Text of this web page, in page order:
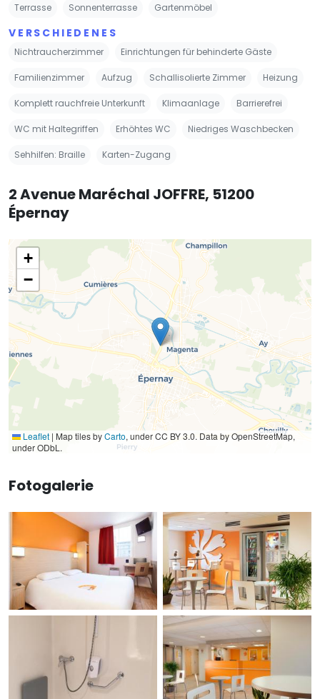
Terrasse Sonnenterrasse Gartenmöbel
VERSCHIEDENES
Nichtraucherzimmer Einrichtungen für behinderte Gäste
Familienzimmer Aufzug Schallisolierte Zimmer Heizung
Komplett rauchfreie Unterkunft Klimaanlage Barrierefrei
WC mit Haltegriffen Erhöhtes WC Niedriges Waschbecken
Sehhilfen: Braille Karten-Zugang
2 Avenue Maréchal JOFFRE, 51200
Épernay
+
−
Leaflet | Map tiles byCarto, under CC BY 3.0. Data by OpenStreetMap,
under ODbL.
Fotogalerie